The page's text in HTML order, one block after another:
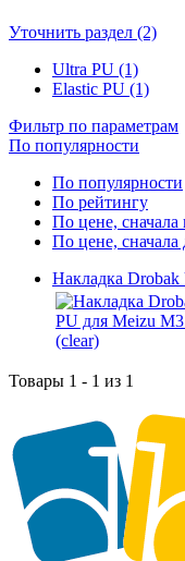
Уточнить раздел (2)
Ultra PU (1)
Elastic PU (1)
Фильтр по параметрам
По популярности
По популярности
По рейтингу
По цене, сначала
По цене, сначала
Накладка
Товары 1 - 1 из 1